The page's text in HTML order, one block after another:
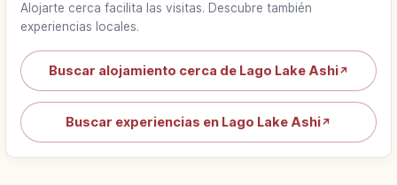
Alojarte cerca facilita las visitas. Descubre también
experiencias locales.
Buscar alojamiento cerca de Lago Lake Ashi↗
Buscar experiencias en Lago Lake Ashi↗